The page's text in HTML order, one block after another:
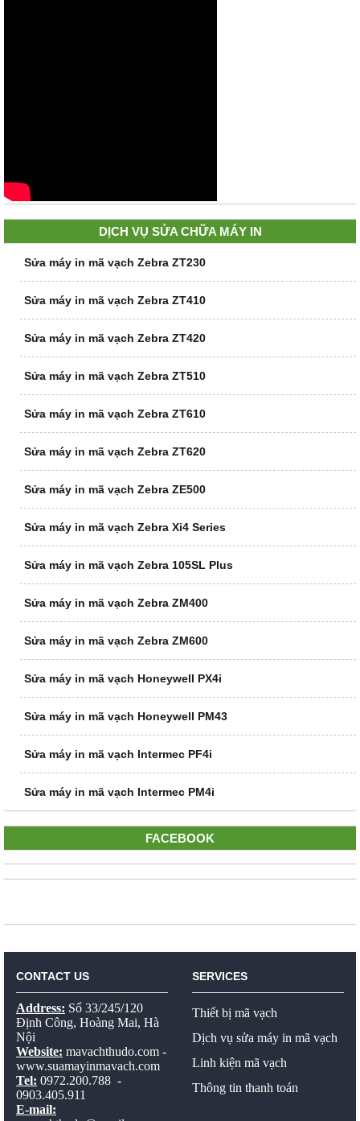
DỊCH VỤ SỬA CHỮA MÁY IN
Sửa máy in mã vạch Zebra ZT230
Sửa máy in mã vạch Zebra ZT410
Sửa máy in mã vạch Zebra ZT420
Sửa máy in mã vạch Zebra ZT510
Sửa máy in mã vạch Zebra ZT610
Sửa máy in mã vạch Zebra ZT620
Sửa máy in mã vạch Zebra ZE500
Sửa máy in mã vạch Zebra Xi4 Series
Sửa máy in mã vạch Zebra 105SL Plus
Sửa máy in mã vạch Zebra ZM400
Sửa máy in mã vạch Zebra ZM600
Sửa máy in mã vạch Honeywell PX4i
Sửa máy in mã vạch Honeywell PM43
Sửa máy in mã vạch Intermec PF4i
Sửa máy in mã vạch Intermec PM4i
FACEBOOK
CONTACT US
Address: Số 33/245/120
Định Công, Hoàng Mai, Hà
Nội
Website: mavachthudo.com -
www.suamayinmavach.com
Tel: 0972.200.788 -
0903.405.911
E-mail:
SERVICES
Thiết bị mã vạch
Dịch vụ sửa máy in mã vạch
Linh kiện mã vạch
Thông tin thanh toán